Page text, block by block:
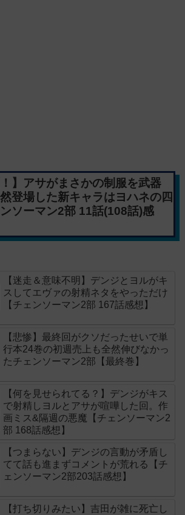
！】アサがまさかの制服を武器
登場した新キャラはヨハネの四
ソーマン2部 11話(108話)感
【迷走＆意味不明】デンジとヨルがキ
スしてエヴァの射精ネタをやっただけ
【チェンソーマン2部 167話感想】
【悲惨】最終回がクソだったせいで単
行本24巻の初週売上も全然伸びなかっ
たチェンソーマン2部【最終巻】
【何を見せられてる？】デンジがキス
で射精しヨルとアサが喧嘩した回。作
画ミス&隔週の悪魔【チェンソーマン2
部 168話感想】
【つまらない】デンジの言動が矛盾し
てて話も進まずコメントが荒れる【チ
ェンソーマン2部203話感想】
【打ち切りみたい】吉田が雑に死亡し